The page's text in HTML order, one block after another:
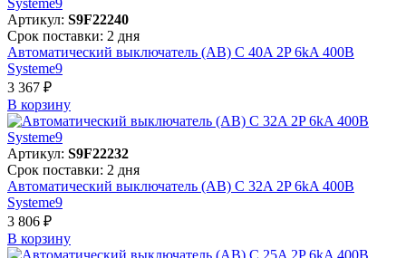
Артикул: S9F22240
Срок поставки: 2 дня
Автоматический выключатель (АВ) C 40A 2P 6kA 400В
Systeme9
3 367 ₽
В корзинy
Артикул: S9F22232
Срок поставки: 2 дня
Автоматический выключатель (АВ) C 32A 2P 6kA 400В
Systeme9
3 806 ₽
В корзинy